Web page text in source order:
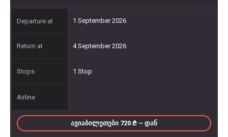
1 September 2026
4 September 2026
1 Stop
ᲐᲕᲘᲐᲑᲘᲚᲔᲗᲔᲑᲘ 720 – ᲓᲐᲜ